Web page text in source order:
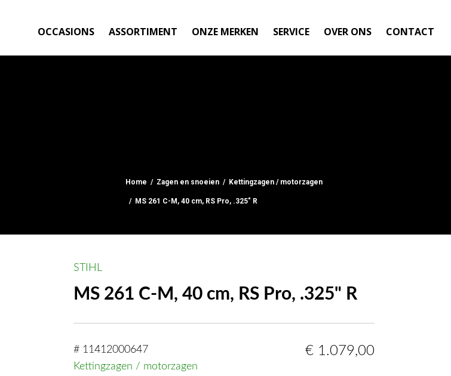
OCCASIONS ASSORTIMENT ONZE MERKEN SERVICE OVER ONS CONTACT
Home / Zagen en snoeien / Kettingzagen / motorzagen
/ MS 261 C-M, 40 cm, RS Pro, .325" R
STIHL
MS 261 C-M, 40 cm, RS Pro, .325" R
# 11412000647
Kettingzagen / motorzagen
€ 1.079,00